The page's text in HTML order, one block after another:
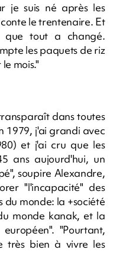
je suis né après les
le trentenaire. Et
tout a changé.
les paquets de riz
mois."
dans toutes
1979, j'ai grandi avec
et j'ai cru que les
ans aujourd'hui, un
soupire Alexandre,
"l'incapacité" des
du monde: la +société
monde kanak, et la
"Pourtant,
très bien à vivre les